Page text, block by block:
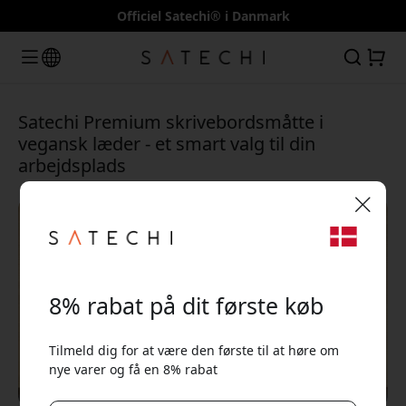
Officiel Satechi® i Danmark
Satechi Premium skrivebordsmåtte i
vegansk læder - et smart valg til din
arbejdsplads
8% rabat på dit første køb
Tilmeld dig for at være den første til at høre om
nye varer og få en 8% rabat
🎉 Din rabatkode: